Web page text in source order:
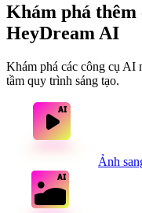
Khám phá thêm
HeyDream AI
Khám phá các công cụ AI
tầm quy trình sáng tạo.
Ảnh